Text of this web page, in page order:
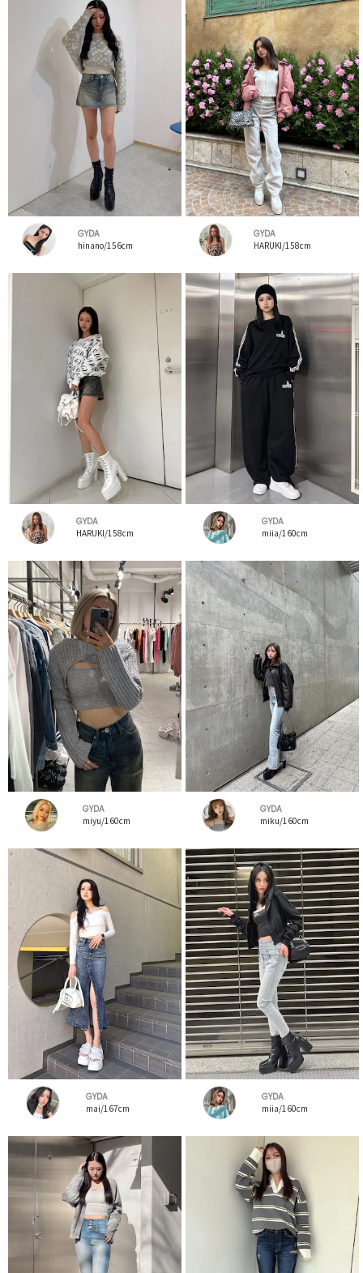
GYDA
hinano/156cm
GYDA
HARUKI/158cm
GYDA
HARUKI/158cm
GYDA
miia/160cm
GYDA
miyu/160cm
GYDA
miku/160cm
GYDA
mai/167cm
GYDA
miia/160cm